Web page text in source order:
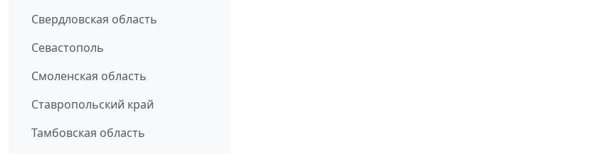
Свердловская область
Севастополь
Смоленская область
Ставропольский край
Тамбовская область